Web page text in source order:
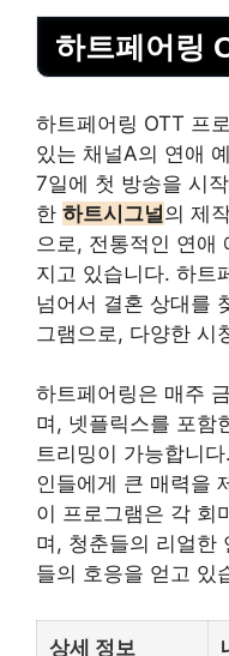
하트페어링
하트페어링 OTT 프
있는 채널A의 연애
7일에 첫 방송을 시
한 하트시그널의 제
으로, 전통적인 연애
지고 있습니다. 하트
넘어서 결혼 상대를
그램으로, 다양한 시
하트페어링은 매주
며, 넷플릭스를 포함
트리밍이 가능합니
인들에게 큰 매력을
이 프로그램은 각 회
며, 청춘들의 리얼한
들의 호응을 얻고 있
상세 정보